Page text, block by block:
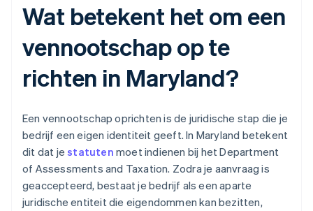
Wat betekent het om een
vennootschap op te
richten in Maryland?
Een vennootschap oprichten is de juridische stap die je
bedrijf een eigen identiteit geeft. In Maryland betekent
dit dat jestatuten moet indienen bij het Department
of Assessments and Taxation. Zodra je aanvraag is
geaccepteerd, bestaat je bedrijf als een aparte
juridische entiteit die eigendommen kan bezitten,